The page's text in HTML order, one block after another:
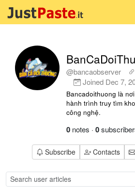
@bancaobserver
Joined Dec 7,
Bancadoithuong là
hành trình truy tìm
công nghệ.
0 notes · 0
Subscribe Contacts